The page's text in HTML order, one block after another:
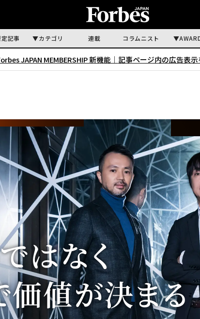
記事 カテゴリ 連載 コラムニスト
JAPAN MEMBERSHIP 新機能｜ 記事ページ内の広告表